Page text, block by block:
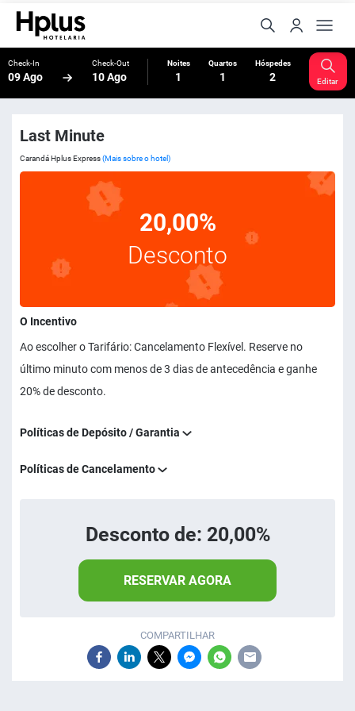
Check-In
09 Ago
Check-Out
10 Ago
Noites
1
Quartos
1
Hóspedes
2 Editar
Last Minute
Carandá Hplus Express(Mais sobre o hotel)
20,00%
Desconto
O Incentivo
Ao escolher o Tarifário: Cancelamento Flexível. Reserve no
último minuto com menos de 3 dias de antecedência e ganhe
20% de desconto.
Políticas de Depósito / Garantia
Políticas de Cancelamento
Desconto de: 20,00%
RESERVAR AGORA
COMPARTILHAR